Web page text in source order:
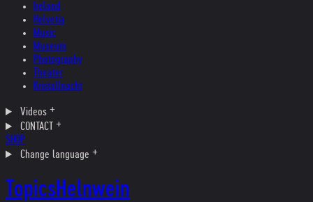
Ireland
Helvetia
Music
Museum
Photography
Theater
Kristallnacht
Videos
CONTACT
SHOP
Change language
TopicsHelnwein